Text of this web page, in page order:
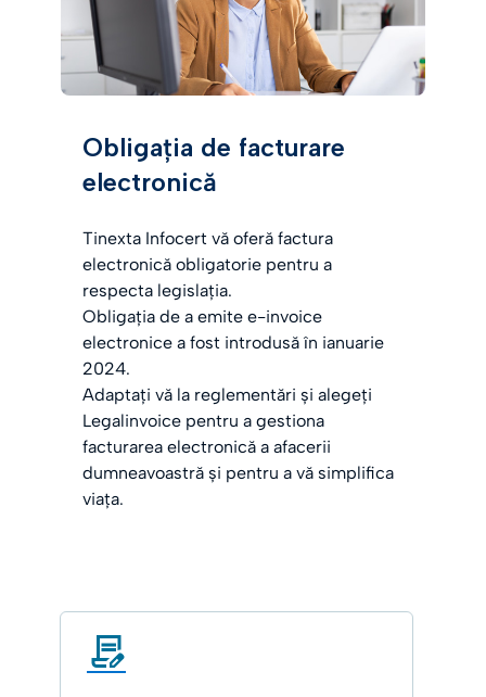
Obligația de facturare
electronică
Tinexta Infocert vă oferă factura
electronică obligatorie pentru a
respecta legislația.
Obligația de a emite e-invoice
electronice a fost introdusă în ianuarie
2024.
Adaptați vă la reglementări și alegeți
Legalinvoice pentru a gestiona
facturarea electronică a afacerii
dumneavoastră și pentru a vă simplifica
viața.